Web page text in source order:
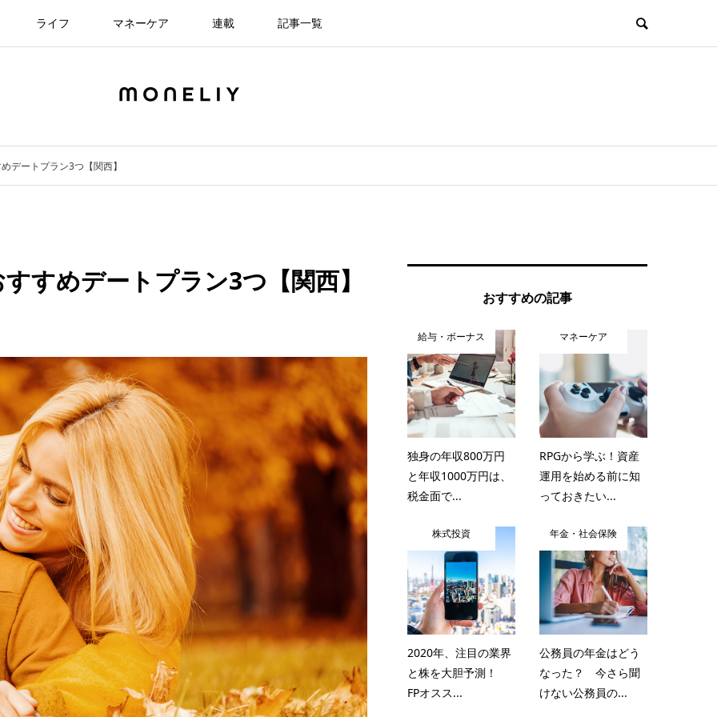
ライフ マネーケア 連載 記事一覧
デートプラン3つ【関西】
すめデートプラン3つ【関西】
おすすめの記事
給与・ボーナス
独身の年収800万円
と年収1000万円は、
税金面で...
マネーケア
RPGから学ぶ！資産
運用を始める前に知
っておきたい...
株式投資
2020年、注目の業界
と株を大胆予測！
FPオスス...
年金・社会保険
公務員の年金はどう
なった？ 今さら聞
けない公務員の...